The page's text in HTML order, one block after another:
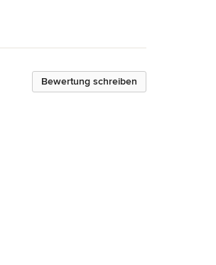
Bewertung schreiben